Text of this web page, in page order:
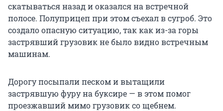
скатываться назад и оказался на встречной
полосе. Полуприцеп при этом съехал в сугроб. Это
создало опасную ситуацию, так как из-за горы
застрявший грузовик не было видно встречным
машинам.
Дорогу посыпали песком и вытащили
застрявшую фуру на буксире — в этом помог
проезжавший мимо грузовик со щебнем.